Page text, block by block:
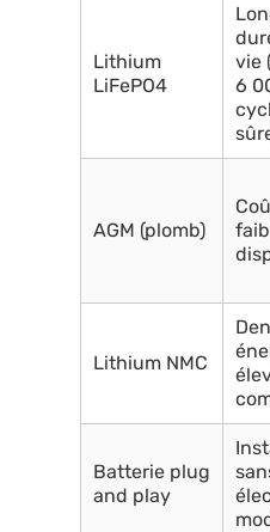
Lithium
LiFePO4
vie
6
AGM (plomb)
Lithium NMC
Batterie plug
and play